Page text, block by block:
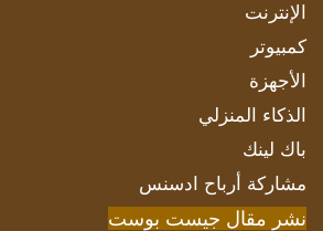
الإنترنت
كمبيوتر
الأجهزة
الذكاء المنزلي
باك لينك
مشاركة أرباح ادسنس
نشر مقال جيست بوست